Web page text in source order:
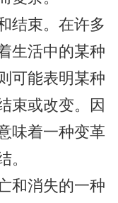
结束。在许多
生活中的某种
可能表明某种
束或改变。因
味着一种变革
。
和消失的一种